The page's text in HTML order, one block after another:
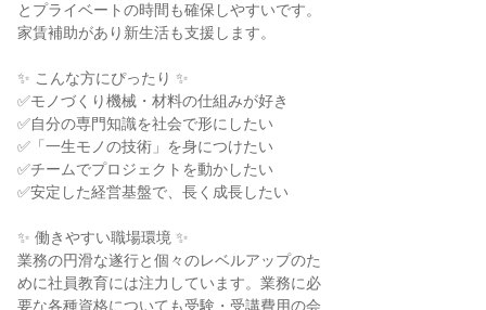
とプライベートの時間も確保しやすいです。
家賃補助があり新生活も支援します。
✨ こんな方にぴったり ✨
✅モノづくり機械・材料の仕組みが好き
✅自分の専門知識を社会で形にしたい
✅「一生モノの技術」を身につけたい
✅チームでプロジェクトを動かしたい
✅安定した経営基盤で、長く成長したい
✨ 働きやすい職場環境 ✨
業務の円滑な遂行と個々のレベルアップのた
めに社員教育には注力しています。業務に必
要な各種資格についても受験・受講費用の会